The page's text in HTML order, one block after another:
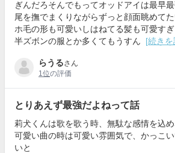
ぎんだろそんでもってオッドアイは最早
尾を撫でまくりながらずっと顔面眺めて
ホ毛の形も可愛いしはねてる髪も可愛す
半ズボンの服とか多くてもうすん
[続きを
らうるさん
1位の評価
とりあえず最強だよねって話
莉犬くんは歌を歌う時、無駄な感情を込め
可愛い曲の時は可愛い雰囲気で、かっこ
いと